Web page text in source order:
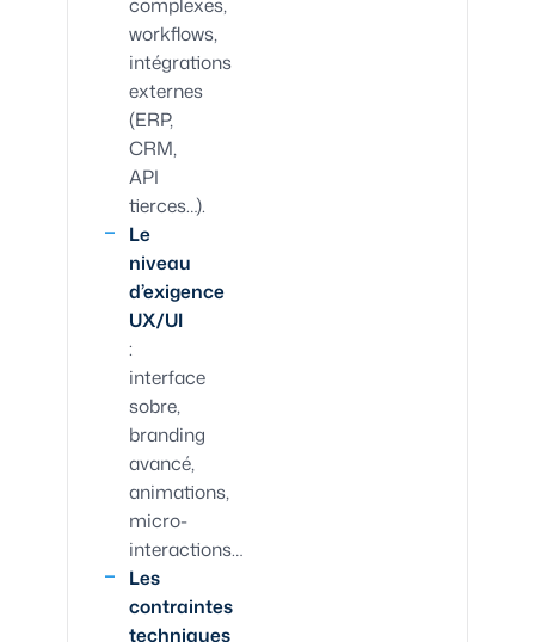
workflows,
intégrations
externes
(ERP,
CRM,
API
tierces…).
Le
niveau
d’exigence
UX/UI
:
interface
sobre,
branding
avancé,
animations,
micro-
interactions…
Les
contraintes
techniques